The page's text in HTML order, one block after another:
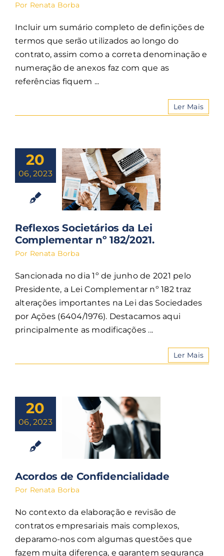
Por Renata Borba
Incluir um sumário completo de definições de
termos que serão utilizados ao longo do
contrato, assim como a correta denominação e
numeração de anexos faz com que as
referências fiquem ...
Ler Mais
20
06, 2023
Reflexos Societários da Lei
Complementar nº 182/2021.
Por Renata Borba
Sancionada no dia 1º de junho de 2021 pelo
Presidente, a Lei Complementar nº 182 traz
alterações importantes na Lei das Sociedades
por Ações (6404/1976). Destacamos aqui
principalmente as modificações ...
Ler Mais
20
06, 2023
Acordos de Confidencialidade
Por Renata Borba
No contexto da elaboração e revisão de
contratos empresariais mais complexos,
deparamo-nos com algumas questões que
fazem muita diferença, e garantem segurança